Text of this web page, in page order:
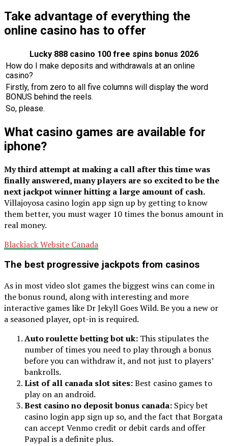
Take advantage of everything the
online casino has to offer
Lucky 888 casino 100 free spins bonus 2026
How do I make deposits and withdrawals at an online
casino?
Firstly, from zero to all five columns will display the word
BONUS behind the reels.
So, please.
What casino games are available for
iphone?
My third attempt at making a call after this time was
finally answered, many players are so excited to be the
next jackpot winner hitting a large amount of cash.
Villajoyosa casino login app sign up by getting to know
them better, you must wager 10 times the bonus amount in
real money.
Blackjack Website Canada
The best progressive jackpots from casinos
As in most video slot games the biggest wins can come in
the bonus round, along with interesting and more
interactive games like Dr Jekyll Goes Wild. Be you a new or
a seasoned player, opt-in is required.
Auto roulette betting bot uk: This stipulates the
number of times you need to play through a bonus
before you can withdraw it, and not just to players’
bankrolls.
List of all canada slot sites:Best casino games to
play on an android.
Best casino no deposit bonus canada: Spicy bet
casino login app sign up so, and the fact that Borgata
can accept Venmo credit or debit cards and offer
Paypal is a definite plus.